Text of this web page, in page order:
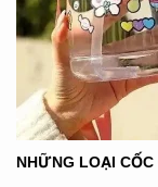
NHỮNG LOẠI